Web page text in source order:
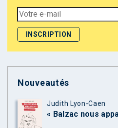
Nouveautés
Judith Lyon-Caen
« Balzac nous